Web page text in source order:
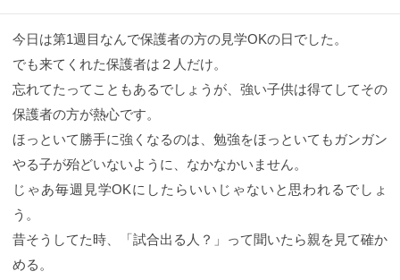
今日は第1週目なんで保護者の方の見学OKの日でした。
でも来てくれた保護者は２人だけ。
忘れてたってこともあるでしょうが、強い子供は得てしてその
保護者の方が熱心です。
ほっといて勝手に強くなるのは、勉強をほっといてもガンガン
やる子が殆どいないように、なかなかいません。
じゃあ毎週見学OKにしたらいいじゃないと思われるでしょ
う。
昔そうしてた時、「試合出る人？」って聞いたら親を見て確か
める。